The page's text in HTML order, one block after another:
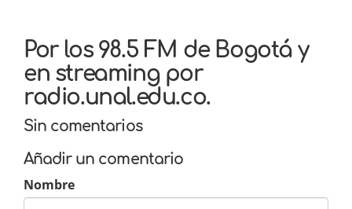
Por los 98.5 FM de Bogotá y
en streaming por
radio.unal.edu.co.
Sin comentarios
Añadir un comentario
Nombre